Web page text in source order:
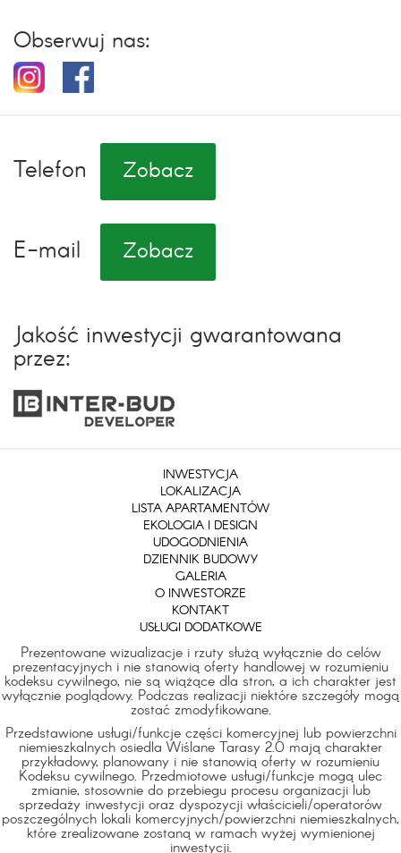
Obserwuj nas:
Telefon Zobacz
E-mail Zobacz
Jakość inwestycji gwarantowana
przez:
INWESTYCJA
LOKALIZACJA
LISTA APARTAMENTÓW
EKOLOGIA I DESIGN
UDOGODNIENIA
DZIENNIK BUDOWY
GALERIA
O INWESTORZE
KONTAKT
USŁUGI DODATKOWE
Prezentowane wizualizacje i rzuty służą wyłącznie do celów
prezentacyjnych i nie stanowią oferty handlowej w rozumieniu
kodeksu cywilnego, nie są wiążące dla stron, a ich charakter jest
wyłącznie poglądowy. Podczas realizacji niektóre szczegóły mogą
zostać zmodyfikowane.
Przedstawione usługi/funkcje części komercyjnej lub powierzchni
niemieszkalnych osiedla Wiślane Tarasy 2.0 mają charakter
przykładowy, planowany i nie stanowią oferty w rozumieniu
Kodeksu cywilnego. Przedmiotowe usługi/funkcje mogą ulec
zmianie, stosownie do przebiegu procesu organizacji lub
sprzedaży inwestycji oraz dyspozycji właścicieli/operatorów
poszczególnych lokali komercyjnych/powierzchni niemieszkalnych,
które zrealizowane zostaną w ramach wyżej wymienionej
inwestycji.